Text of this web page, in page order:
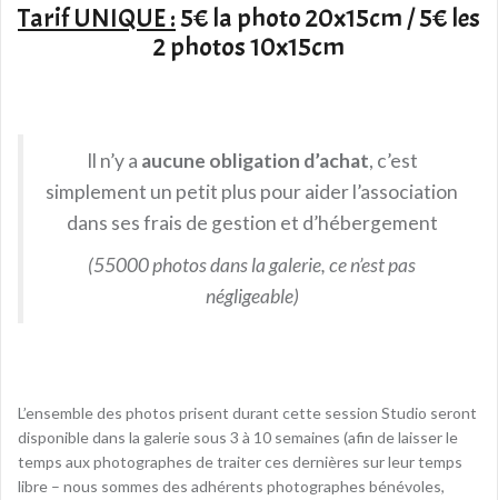
Tarif UNIQUE :5€ la photo 20x15cm / 5€ les
2 photos 10x15cm
Il n’y a aucune obligation d’achat, c’est
simplement un petit plus pour aider l’association
dans ses frais de gestion et d’hébergement
(55000 photos dans la galerie, ce n’est pas
négligeable)
L’ensemble des photos prisent durant cette session Studio seront
disponible dans la galerie sous 3 à 10 semaines (afin de laisser le
temps aux photographes de traiter ces dernières sur leur temps
libre – nous sommes des adhérents photographes bénévoles,